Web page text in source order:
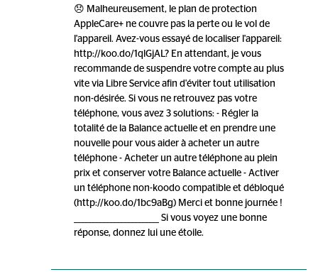
😞 Malheureusement, le plan de protection
AppleCare+ ne couvre pas la perte ou le vol de
l'appareil. Avez-vous essayé de localiser l'appareil:
http://koo.do/1qlGjAL? En attendant, je vous
recommande de suspendre votre compte au plus
vite via Libre Service afin d'éviter tout utilisation
non-désirée. Si vous ne retrouvez pas votre
téléphone, vous avez 3 solutions: - Régler la
totalité de la Balance actuelle et en prendre une
nouvelle pour vous aider à acheter un autre
téléphone - Acheter un autre téléphone au plein
prix et conserver votre Balance actuelle - Activer
un téléphone non-koodo compatible et débloqué
(http://koo.do/1bc9aBg) Merci et bonne journée !
________________________ Si vous voyez une bonne
réponse, donnez lui une étoile.